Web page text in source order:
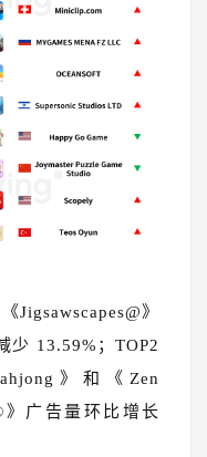
Jigsawscapes@》
少 13.59%；TOP2
》和《Zen
广告量环比增长